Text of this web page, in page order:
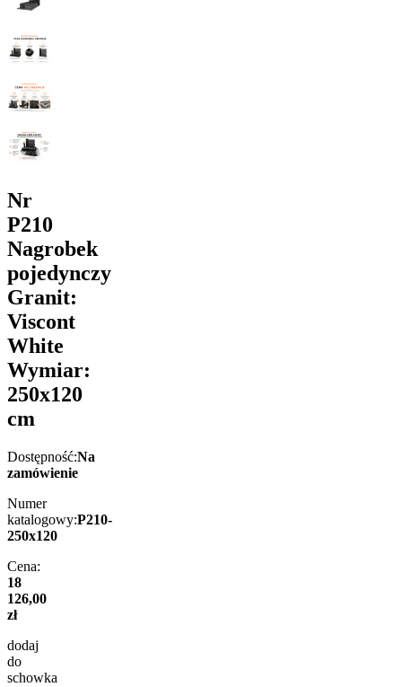
Nr
P210
Nagrobek
pojedynczy
Granit:
Viscont
White
Wymiar:
250x120
cm
Dostępność:Na
zamówienie
Numer
katalogowy:P210-
250x120
Cena:
18
126,00
zł
dodaj
do
schowka